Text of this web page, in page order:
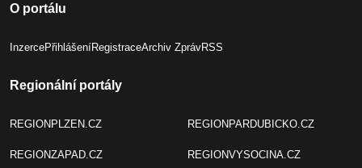
O portálu
InzercePřihlášeníRegistraceArchiv ZprávRSS
Regionální portály
REGIONPLZEN.CZ
REGIONZAPAD.CZ
REGIONPARDUBICKO.CZ
REGIONVYSOCINA.CZ